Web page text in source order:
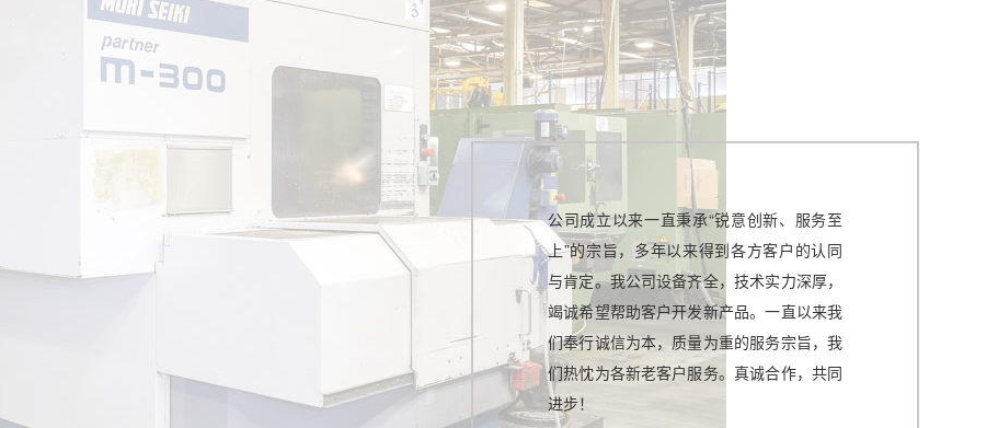
公司成立以来一直秉承“锐意创新、服务至
上”的宗旨，多年以来得到各方客户的认同
与肯定。我公司设备齐全，技术实力深厚，
竭诚希望帮助客户开发新产品。一直以来我
们奉行诚信为本，质量为重的服务宗旨，我
们热忱为各新老客户服务。真诚合作，共同
进步！